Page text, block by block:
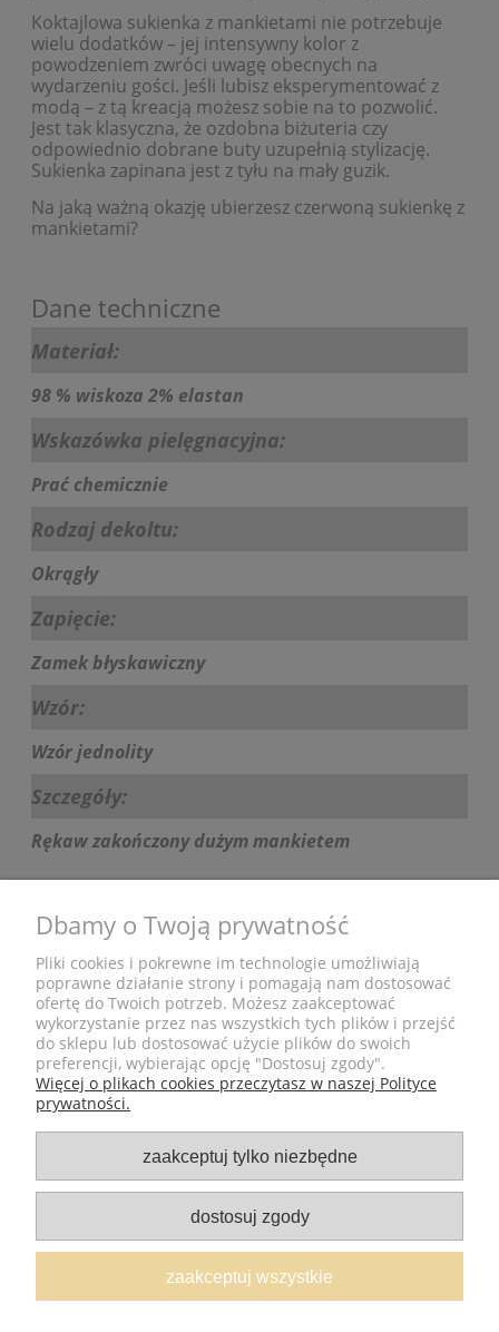
Koktajlowa sukienka z mankietami nie potrzebuje
wielu dodatków – jej intensywny kolor z
powodzeniem zwróci uwagę obecnych na
wydarzeniu gości. Jeśli lubisz eksperymentować z
modą – z tą kreacją możesz sobie na to pozwolić.
Jest tak klasyczna, że ozdobna biżuteria czy
odpowiednio dobrane buty uzupełnią stylizację.
Sukienka zapinana jest z tyłu na mały guzik.
Na jaką ważną okazję ubierzesz czerwoną sukienkę z
mankietami?
Dane techniczne
Materiał:
98 % wiskoza 2% elastan
Wskazówka pielęgnacyjna:
Prać chemicznie
Rodzaj dekoltu:
Okrągły
Zapięcie:
Zamek błyskawiczny
Wzór:
Wzór jednolity
Szczegóły:
Rękaw zakończony dużym mankietem
POMOC
MOJE KONTO
SKLEP
+48 502 540 014
Znajdź nas na:
Dbamy o Twoją prywatność
Pliki cookies i pokrewne im technologie umożliwiają
poprawne działanie strony i pomagają nam dostosować
ofertę do Twoich potrzeb. Możesz zaakceptować
wykorzystanie przez nas wszystkich tych plików i przejść
do sklepu lub dostosować użycie plików do swoich
preferencji, wybierając opcję "Dostosuj zgody".
Więcej o plikach cookies przeczytasz w naszej Polityce
prywatności.
zaakceptuj tylko niezbędne
dostosuj zgody
zaakceptuj wszystkie